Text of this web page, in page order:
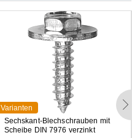
Varianten
Sechskant-Bl echschrauben mit
Scheibe D N 7976 verzinkt